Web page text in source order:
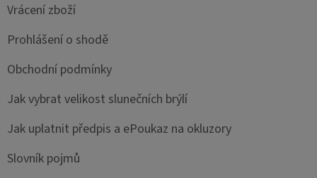
Vrácení zboží
Prohlášení o shodě
Obchodní podmínky
Jak vybrat velikost slunečních brýlí
Jak uplatnit předpis a ePoukaz na okluzory
Slovník pojmů